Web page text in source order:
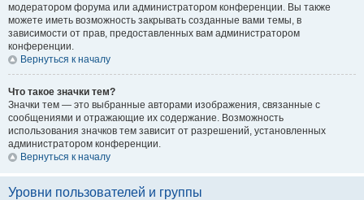
модератором форума или администратором конференции. Вы также
можете иметь возможность закрывать созданные вами темы, в
зависимости от прав, предоставленных вам администратором
конференции.
Вернуться к началу
Что такое значки тем?
Значки тем — это выбранные авторами изображения, связанные с
сообщениями и отражающие их содержание. Возможность
использования значков тем зависит от разрешений, установленных
администратором конференции.
Вернуться к началу
Уровни пользователей и группы